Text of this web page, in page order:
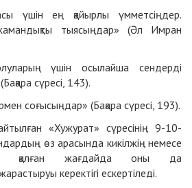
үшін ең қайырлы үмметсіңдер.
жамандықты тыясыңдар» (Әл Имран
үшін осылайша сендерді
сүресі, 143).
соғысыңдар» (Бақара сүресі, 193).
«Хужурат» сүресінің 9-10-
өз арасында кикілжің немесе
қалған жағдайда оны да
керектігі ескертіледі.